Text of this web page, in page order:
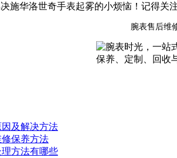
施华洛世奇手表起雾的小烦恼！记得关
腕表售后维
及解决方法
保养方法
方法有哪些